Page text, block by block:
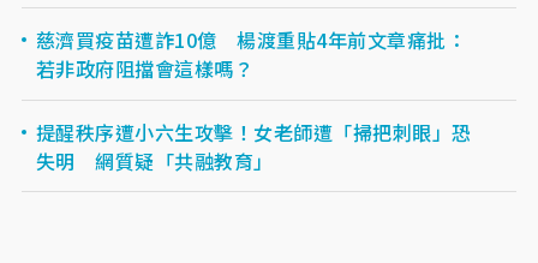
慈濟買疫苗遭詐10億 楊渡重貼4年前文章痛批：
若非政府阻擋會這樣嗎？
提醒秩序遭小六生攻擊！女老師遭「掃把刺眼」恐
失明 網質疑「共融教育」